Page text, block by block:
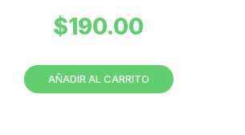
$190.00
AÑADIR AL CARRITO